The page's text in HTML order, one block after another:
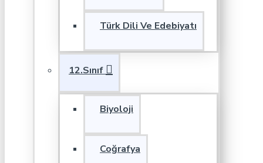
Türk Dili Ve Edebiyatı
12.Sınıf
Biyoloji
Coğrafya